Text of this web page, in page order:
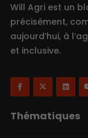
Will Agri est un
précisément,
aujourd’hui, à
et inclusive.
Thématiques